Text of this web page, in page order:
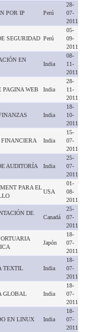
POR IP Perú
28-
07-
2011
SEGURIDAD Perú
05-
09-
2011
EN
India
08-
11-
2011
PAGINA WEB India
28-
11-
2011
India
18-
10-
2011
FINANCIERA India
15-
07-
2011
AUDITORÍA India
25-
07-
2011
PARA EL
USA
01-
08-
2011
DE
Canadá
25-
07-
2011
Japón
18-
07-
2011
TEXTIL India
18-
07-
2011
GLOBAL India
18-
07-
2011
EN LINUX India
18-
07-
2011